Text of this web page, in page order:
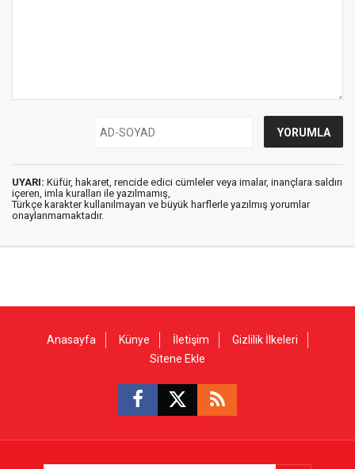
UYARI: Küfür, hakaret, rencide edici cümleler veya imalar, inançlara saldırı
içeren, imla kuralları ile yazılmamış,
Türkçe karakter kullanılmayan ve büyük harflerle yazılmış yorumlar
onaylanmamaktadır.
Anasayfa Künye İletişim
Gizlilik İlkeleri
Sitene Ekle